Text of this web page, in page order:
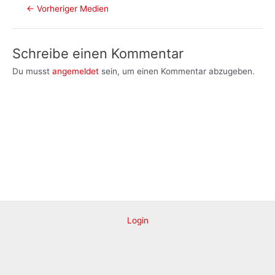
Post← Vorheriger Medien
Schreibe einen Kommentar
Du musst angemeldet sein, um einen Kommentar abzugeben.
Login